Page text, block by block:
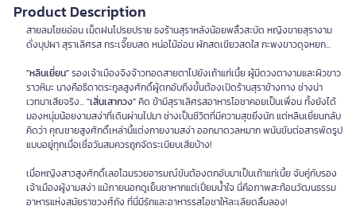
Product Description
สายลมโชยอ่อน เม็ดฝนโปรยปราย ธงร้านสุราหลังน้อยพลิ้วสะบัด หญิงขายสุรางาม
ดั่งบุปผา สุราเลิศรส กระเจี๊ยบสด หน่อไม้อ่อน ผักสดเขียวสดใส กะพงขาวดุจหยก...
"หลินเยี่ยน"รองเจ้าเมืองจิงจ้าวทอดสายตาไปยังเถ้าแก่เนี้ย ผู้มีดวงตางามและผิวขาว
ราวหิมะ นางคือธิดาตระกูลสูงศักดิ์ผู้ตกอับถึงขั้นต้องเปิดร้านสุราข้างทาง ช่างน่า
เวทนาเสียจริง..."เสิ่นเสากวง"คิด ข้ามีสุราเลิศรสอาหารโอชาคอยเป็นเพื่อน ทั้งยังได้
มองหนุ่มน้อยงามสง่าที่เดินผ่านไปมา ช่างเป็นชีวิตที่มีความสุขยิ่งนัก แต่หลินเยี่ยนกลับ
คิดว่า คุณชายสูงศักดิ์เหล่านี้แต่งกายงามสง่า ออกมาดวลหมาก พนันขันต่อสารพัดรูป
แบบอยู่ทุกเมื่อเชื่อวันสมควรถูกจัดระเบียบเสียบ้าง!
เมื่อหญิงสาวสูงศักดิ์เลอโฉมรวยอารมณ์ขันต้องตกอับมาเป็นเถ้าแก่เนี้ย จับคู่กับรอง
เจ้าเมืองผู้งามสง่า แม้ภายนอกดูเย็นชาหากแต่เปี่ยมน้ำใจ นี่คือภาพสะท้อนวัฒนธรรม
อาหารแห่งสมัยราชวงศ์ถัง ที่นี่มีรักและอาหารรสโอชาให้ละเลียดลิ้มลอง!